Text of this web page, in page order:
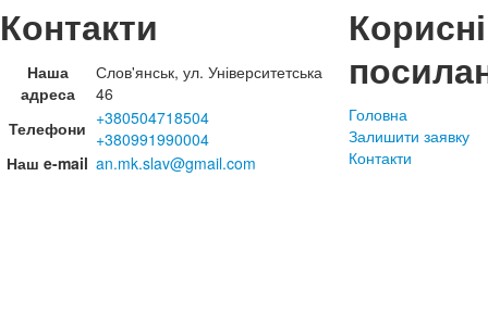
Контакти
Наша
адреса
Слов'янськ, ул. Університетська
46
Телефони +380504718504
+380991990004
Наш e-mail an.mk.slav@gmail.com
Корисні
Головна
Залишити заявку
Контакти